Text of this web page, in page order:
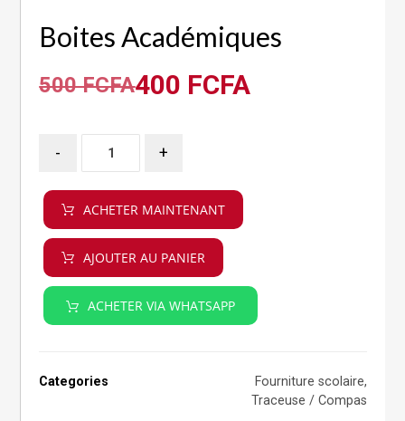
Boites Académiques
500FCFA400 FCFA
- +
ACHETER MAINTENANT
AJOUTER AU PANIER
ACHETER VIA WHATSAPP
Categories Fourniture scolaire,
Traceuse / Compas